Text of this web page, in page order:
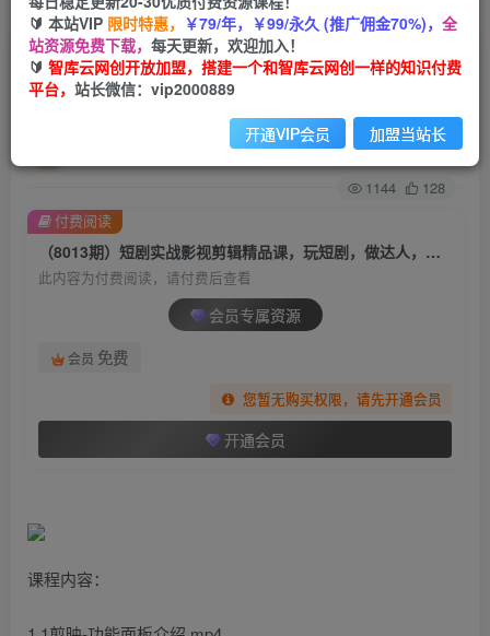
首页 创业课程 会员专属 正文
（8013期）短剧实战影视剪辑精品课，玩短剧，
做达人，风口就现在
关注 私信
1144 128
（8013期）短剧实战影视剪辑精品课，玩短剧，做达人，风口就现在
此内容为付费阅读，请付费后查看
会员专属资源
会员 免费
您暂无购买权限，请先开通会员
开通会员
付费阅读
课程内容：
🔰 本站VIP 限时特惠， ￥79/年，￥99/永久 (推广佣金70%)， 全
站资源免费下载， 每天更新，欢迎加入！
🔰 智库云网创开放加盟，搭建一个和智库云网创一样的知识付费
平台， 站长微信：vip2000889
开通VIP会员 加盟当站长